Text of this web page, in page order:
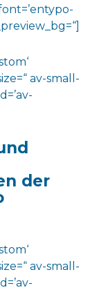
av-small-
der
av-small-